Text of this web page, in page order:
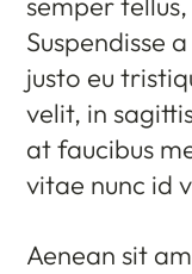
Suspendisse
justo eu
velit, in
at faucibus
vitae nunc id
Aenean sit